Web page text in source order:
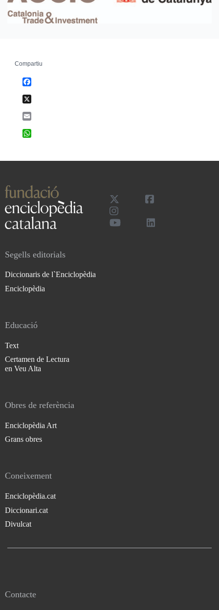
Compartiu
Segells editorials
Diccionaris de l`Enciclopèdia
Enciclopèdia
Educació
Text
Certamen de Lectura
en Veu Alta
Obres de referència
Enciclopèdia Art
Grans obres
Coneixement
Enciclopèdia.cat
Diccionari.cat
Divulcat
Contacte